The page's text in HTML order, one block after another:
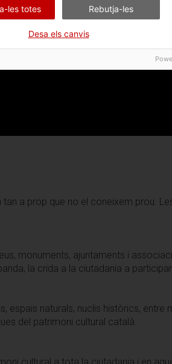
a prop que no el coneixem prou.
monuments, ajuntaments i
la crida a la ciutadania a
espais naturals, nuclis històrics,
del patrimoni cultural català.
les totes Rebutja-les
Desa els canvis